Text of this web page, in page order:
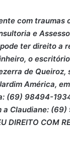
com traumas
e
ter direito a
o
de Queiroz,
América,
(69) 98494-
a Claudiane:
DIREITO COM